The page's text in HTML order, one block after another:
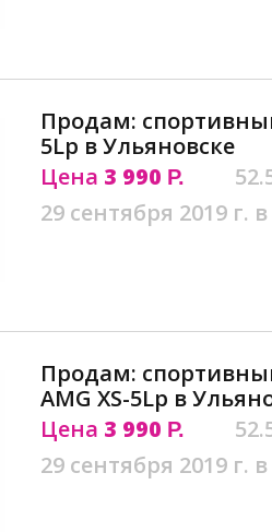
Продам:
5Lр в Ульяновске
Цена 3 990 Р.
29 сентября 2019 г.
Продам:
AMG XS-5Lр в
Цена 3 990 Р.
29 сентября 2019 г.